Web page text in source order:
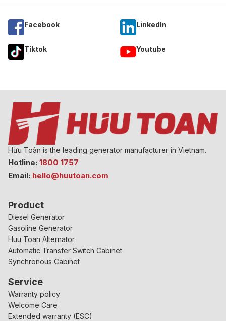
Facebook Linkedln
Tiktok Youtube
Hữu Toàn is the leading generator manufacturer in Vietnam.
Hotline: 1800 1757
Email: hello@huutoan.com
Product
Diesel Generator
Gasoline Generator
Huu Toan Alternator
Automatic Transfer Switch Cabinet
Synchronous Cabinet
Service
Warranty policy
Welcome Care
Extended warranty (ESC)